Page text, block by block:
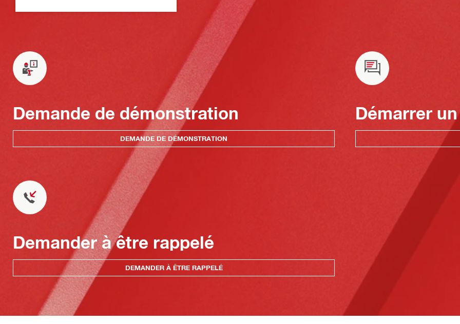
Demande de démonstration
DEMANDE DE DÉMONSTRATION
Démarrer
Demander à être rappelé
DEMANDER À ÊTRE RAPPELÉ